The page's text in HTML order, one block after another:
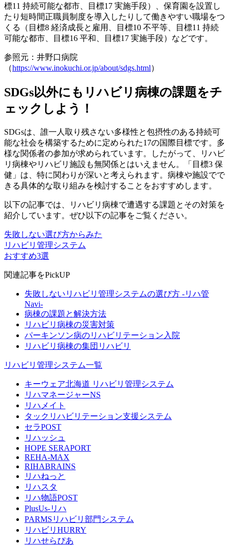
標11 持続可能な都市、目標17 実施手段）、保育園を設置し
たり短時間正職員制度を導入したりして働きやすい職場をつ
くる（目標8 経済成長と雇用、目標10 不平等、目標11 持続
可能な都市、目標16 平和、目標17 実施手段）などです。
参照元：井野口病院
（https://www.inokuchi.or.jp/about/sdgs.html）
SDGs以外にもリハビリ病棟の課題をチ
ェックしよう！
SDGsは、誰一人取り残さない多様性と包摂性のある持続可
能な社会を構築するために定められた17の国際目標です。多
様な関係者の参加が求められています。したがって、リハビ
リ病棟やリハビリ施設も無関係とはいえません。「目標3 保
健」は、特に関わりが深いと考えられます。病棟や施設でで
きる具体的な取り組みを検討することをおすすめします。
以下の記事では、リハビリ病棟で遭遇する課題とその対策を
紹介しています。ぜひ以下の記事をご覧ください。
失敗しない選び方からみた
リハビリ管理システム
おすすめ3選
関連記事をPickUP
失敗しないリハビリ管理システムの選び方 -リハ管
Navi-
病棟の課題と解決方法
リハビリ病棟の災害対策
パーキンソン病のリハビリテーション入院
リハビリ病棟の集団リハビリ
リハビリ管理システム一覧
キーウェア北海道 リハビリ管理システム
リハマネージャーNS
リハメイト
タックリハビリテーション支援システム
セラPOST
リハッシュ
HOPE SERAPORT
REHA-MAX
RIHABRAINS
リハねっと
リハスタ
リハ物語POST
PlusUs-リハ
PARMSリハビリ部門システム
リハビリHURRY
リハせらぴあ